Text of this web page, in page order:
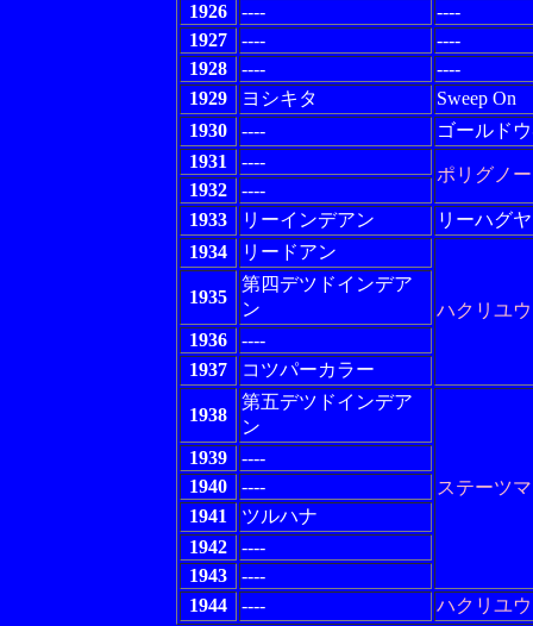
1926
----
----
1927
----
----
1928
----
----
1929
ヨシキタ
Sweep On
1930
----
ゴールド
1931
----
ポリグノ
1932
----
1933
リーインデアン
リーハグ
1934
リードアン
ハクリユウ
1935
第四デツドインデア
ン
1936
----
1937
コツパーカラー
1938
第五デツドインデア
ン
ステーツ
1939
----
1940
----
1941
ツルハナ
1942
----
1943
----
1944
---- ハクリユウ